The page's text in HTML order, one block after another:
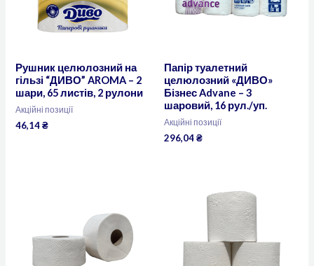
Рушник целюлозний на
гільзі “ДИВО” AROMA – 2
шари, 65 листів, 2 рулони
Акційні позиції
46,14₴
Папір туалетний
целюлозний «ДИВО»
Бізнес Advane – 3
шаровий, 16 рул./уп.
Акційні позиції
296,04₴